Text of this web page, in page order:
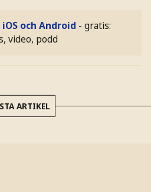
och Android - gratis:
video, podd
ARTIKEL